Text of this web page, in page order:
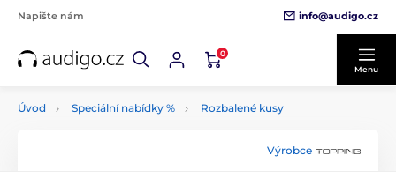
Napište nám info@audigo.cz
0
Menu
Úvod Speciální nabídky % Rozbalené kusy
Výrobce